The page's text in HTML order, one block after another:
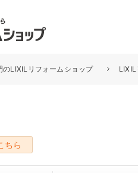
探す
トイレ
ショップについて
LIXILリフォームショップ
ちら